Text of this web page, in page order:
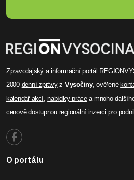
Zpravodajský a informační portál
2000 denní zprávyz Vysočiny, ověřené
kalendář akcí,nabídky prácea mnoho
cenově dostupnou regionální inzerci pro
O portálu